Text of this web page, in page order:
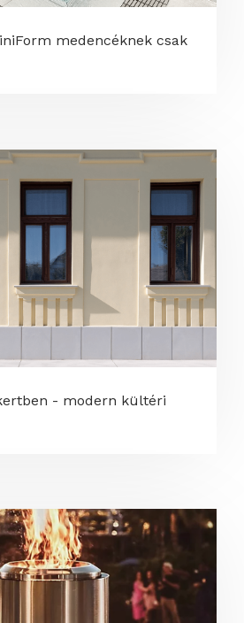
medencéknek csak
- modern kültéri